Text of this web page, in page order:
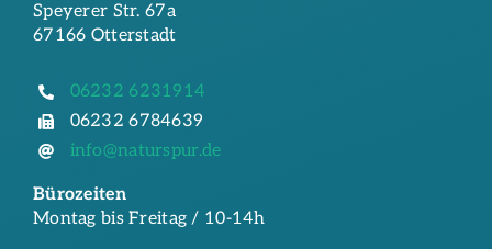
Speyerer Str. 67a
67166 Otterstadt
06232 6231914
06232 6784639
info@naturspur.de
Bürozeiten
Montag bis Freitag / 10-14h